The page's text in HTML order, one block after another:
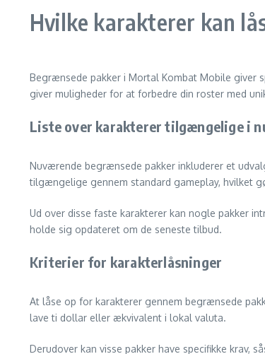
Hvilke karakterer kan
Begrænsede pakker i Mortal Kombat Mobile giver
giver muligheder for at forbedre din roster med
Liste over karakterer tilgængelige i
Nuværende begrænsede pakker inkluderer et
tilgængelige gennem standard gameplay, hvilket
Ud over disse faste karakterer kan nogle pakker
holde sig opdateret om de seneste tilbud.
Kriterier for karakterlåsninger
At låse op for karakterer gennem begrænsede
lave ti dollar eller ækvivalent i lokal valuta.
Derudover kan visse pakker have specifikke